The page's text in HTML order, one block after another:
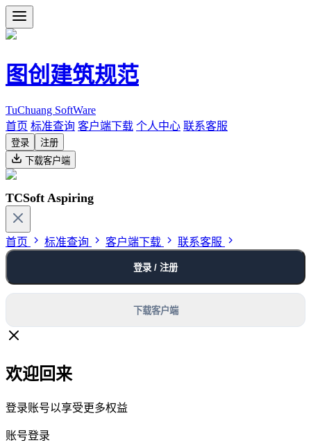
图创建筑规范
TuChuang SoftWare
首页 标准查询 客户端下载 个人中心 联系客服
登录
注册
下载客户端
TCSoft Aspiring
首页 标准查询 客户端下载 联系客服
登录 / 注册
下载客户端
欢迎回来
登录账号以享受更多权益
账号登录